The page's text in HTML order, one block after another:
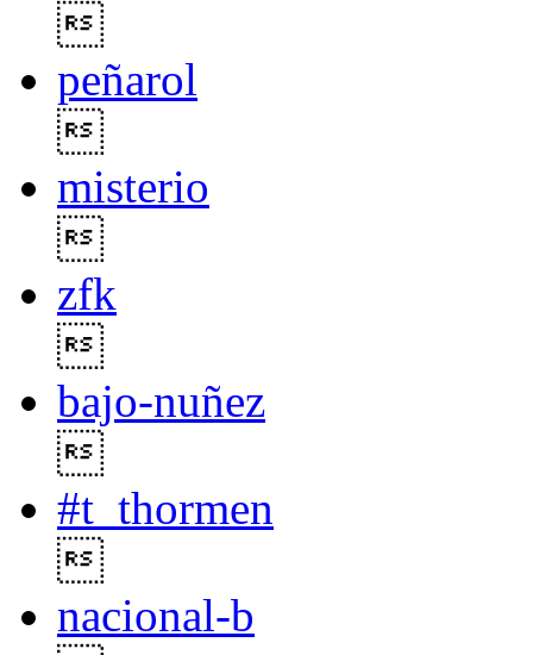
peñarol
misterio
zfk
bajo-nuñez
#t_thormen
nacional-b